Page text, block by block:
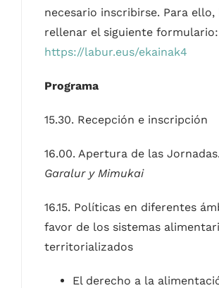
necesario inscribirse. Para ello,
rellenar el siguiente formulario:
https://labur.eus/ekainak4
Programa
15.30. Recepción e inscripción
16.00. Apertura de las Jornadas.
Garalur y Mimukai
16.15. Políticas en diferentes
favor de los sistemas
territorializados
El derecho a la